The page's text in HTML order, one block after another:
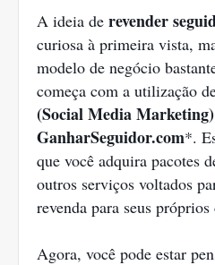
A ideia de revender
curiosa à primeira vista,
modelo de negócio
começa com a utilização
(Social Media Marketing)
GanharSeguidor.com*.
que você adquira pacotes
outros serviços voltados
revenda para seus próprios
Agora, você pode estar